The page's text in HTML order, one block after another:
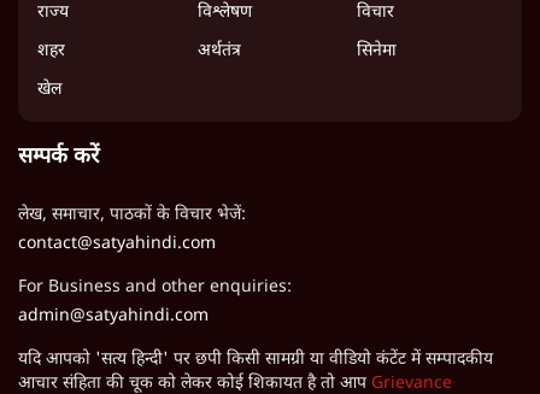
राज्य
विश्लेषण
विचार
शहर
अर्थतंत्र
सिनेमा
खेल
सम्पर्क करें
लेख, समाचार, पाठकों के विचार भेजें:
contact@satyahindi.com
For Business and other enquiries:
admin@satyahindi.com
यदि आपको 'सत्य हिन्दी' पर छपी किसी सामग्री या वीडियो कंटेंट में सम्पादकीय
आचार संहिता की चूक को लेकर कोई शिकायत है तो आप Grievance